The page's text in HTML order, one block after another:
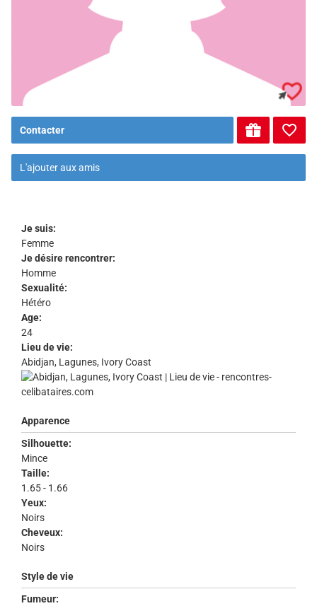
Contacter
L'ajouter aux amis
Je suis:
Femme
Je désire rencontrer:
Homme
Sexualité:
Hétéro
Age:
24
Lieu de vie:
Abidjan, Lagunes, Ivory Coast
Apparence
Silhouette:
Mince
Taille:
1.65 - 1.66
Yeux:
Noirs
Cheveux:
Noirs
Style de vie
Fumeur: